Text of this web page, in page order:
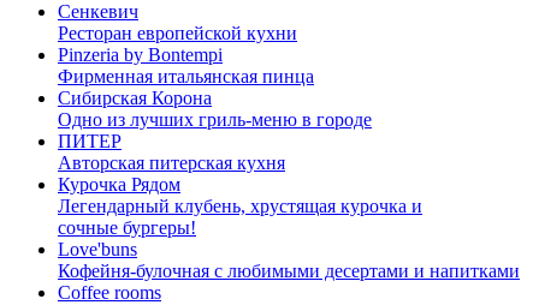
Сенкевич
Ресторан европейской кухни
Pinzeria by Bontempi
Фирменная итальянская пинца
Сибирская Корона
Одно из лучших гриль-меню в городе
ПИТЕР
Авторская питерская кухня
Курочка Рядом
Легендарный клубень, хрустящая курочка и
сочные бургеры!
Love'buns
Кофейня-булочная с любимыми десертами и напитками
Coffee rooms